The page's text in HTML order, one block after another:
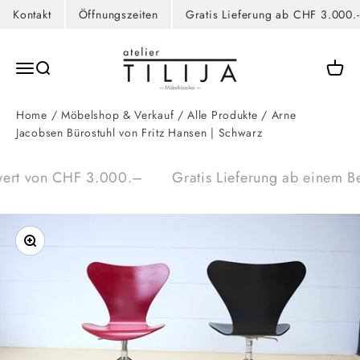
Kontakt Öffnungszeiten
Gratis Lieferung ab CHF 3.000.-
Navigationsmenü öffnen
Suche öffnen
atelier TILIJA
Home / Möbelshop & Verkauf /Alle Produkte / Arne
Jacobsen Bürostuhl von Fritz Hansen | Schwarz
von CHF 3.000.– Gratis Lieferung ab einem
Bild vergrößern